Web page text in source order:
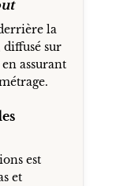
la
diffusé sur
assurant
est
et